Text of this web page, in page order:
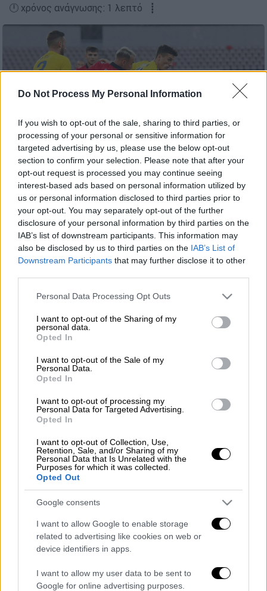
Do Not Process My Personal Information
If you wish to opt-out of the sale, sharing to third parties, or
processing of your personal or sensitive information for
targeted advertising by us, please use the below opt-out
section to confirm your selection. Please note that after your
opt-out request is processed you may continue seeing
interest-based ads based on personal information utilized by
us or personal information disclosed to third parties prior to
your opt-out. You may separately opt-out of the further
disclosure of your personal information by third parties on the
IAB’s list of downstream participants. This information may
also be disclosed by us to third parties on the IAB’s List of
Downstream Participants that may further disclose it to other
Please note that this website/app uses one or more Google
not limited to your visit or usage behaviour. You may click to
grant or deny consent to Google and its third-party tags to
use your data for below specified purposes in below Google
consent section.
Personal Data Processing Opt Outs
I want to opt-out of the Sharing of my
personal data.
Opted In
I want to opt-out of the Sale of my
Personal Data.
Opted In
I want to opt-out of processing my
Personal Data for Targeted Advertising.
Opted In
I want to opt-out of Collection, Use,
Retention, Sale, and/or Sharing of my
Personal Data that Is Unrelated with the
Purposes for which it was collected.
Opted Out
Google consents
I want to allow Google to enable storage
related to advertising like cookies on web or
device identifiers in apps.
I want to allow my user data to be sent to
Google for online advertising purposes.
🕛 χρόνος ανάγνωσης: 1 λεπτό ┋
(AP)
Προσθέστε το ΕΘΝΟΣ στη Google
Μπορεί τοΚαζακστάννα γνώρισε την ήττα
από τηνΑλβανίαγια την πέμπτη αγωνιστική
τουNations League, όμως οι παίκτες του
πέτυχαν ένα εκπληκτικόγκολπου είναι
βέβαιο πως θα διεκδικήσει το βραβείο για
το καλύτερο τέρμα του 2020. Η Αλβανία
στο 23' και αμέσως μετά, με τη σέντρα, ο
Αμπικενόχι απλά δοκίμασε το πόδι του αλλά
έστειλε... συστημένη την μπάλα στο τέρμα
Μπερίσα, ο οποίος αιφνιδιάστηκε.
Μολονότι πάντως το Καζακστάν μείωσε σε
2-1, στη συνέχεια οι Αλβανοί πέτυχαν και
τρίτο γκολ επικρατώντας τελικά με 3-1,
αποτέλεσμα που δίνει ελπίδες για πρωτιά
στον όμιλο στη μάχη με τη Λευκορωσία.
Δείτε το εκπληκτικό γκολ που πέτυχε
το Καζακστάν